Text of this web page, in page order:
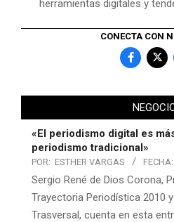
herramientas digitales y
CONECTA CON
«El periodismo digital es
periodismo tradicional»
POR: ESTHER VARGAS FECHA:
Sergio René de Dios Corona,
Trayectoria Periodística 2010
Trasversal, cuenta en esta